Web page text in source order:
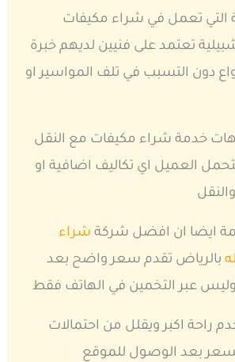
التي تعمل في شراء مكيفات
تعتمد على فنيين لديهم خبرة
دون التسبب في تلف المواسير او
خدمة شراء مكيفات مع النقل
العميل اي تكاليف اضافية او
ايضا ان افضل شركة شراء
بالرياض تقدم سعر واضح بعد
عبر التخمين في الهاتف فقط
راحة اكبر ويقلل من احتمالات
بعد الوصول للموقع